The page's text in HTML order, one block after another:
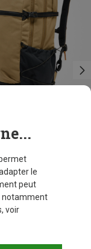
21%
le
peut
notamment
voir